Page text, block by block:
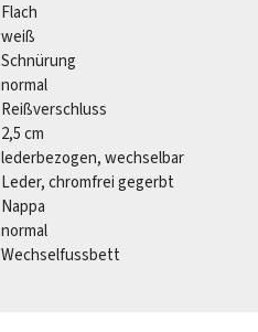
Flach
weiß
Schnürung
normal
Reißverschluss
2,5 cm
lederbezogen, wechselbar
Leder, chromfrei gegerbt
Nappa
normal
Wechselfussbett